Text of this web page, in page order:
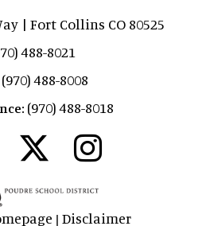
| Fort Collins CO 80525
488-8021
(970) 488-8008
(970) 488-8018
| Disclaimer